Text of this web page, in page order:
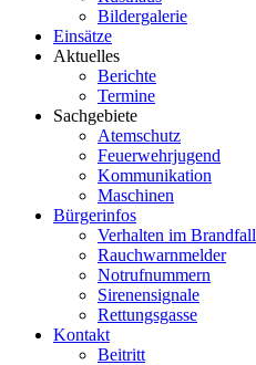
Bildergalerie
Einsätze
Aktuelles
Berichte
Termine
Sachgebiete
Atemschutz
Feuerwehrjugend
Kommunikation
Maschinen
Bürgerinfos
Verhalten im Brandfall
Rauchwarnmelder
Notrufnummern
Sirenensignale
Rettungsgasse
Kontakt
Beitritt